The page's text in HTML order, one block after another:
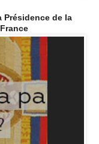
Présidence de la